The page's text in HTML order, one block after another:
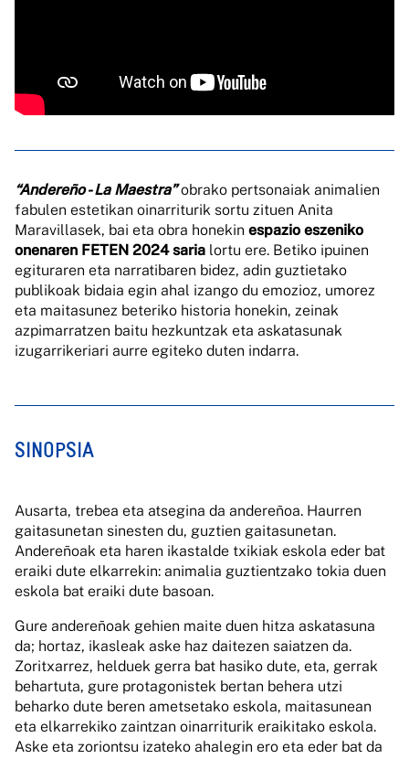
“Andereño - La Maestra”obrako pertsonaiak animalien
fabulen estetikan oinarriturik sortu zituen Anita
Maravillasek, bai eta obra honekin espazio eszeniko
onenaren FETEN 2024 saria lortu ere. Betiko ipuinen
egituraren eta narratibaren bidez, adin guztietako
publikoak bidaia egin ahal izango du emozioz, umorez
eta maitasunez beteriko historia honekin, zeinak
azpimarratzen baitu hezkuntzak eta askatasunak
izugarrikeriari aurre egiteko duten indarra.
SINOPSIA
Ausarta, trebea eta atsegina da andereñoa. Haurren
gaitasunetan sinesten du, guztien gaitasunetan.
Andereñoak eta haren ikastalde txikiak eskola eder bat
eraiki dute elkarrekin: animalia guztientzako tokia duen
eskola bat eraiki dute basoan.
Gure andereñoak gehien maite duen hitza askatasuna
da; hortaz, ikasleak aske haz daitezen saiatzen da.
Zoritxarrez, helduek gerra bat hasiko dute, eta, gerrak
behartuta, gure protagonistek bertan behera utzi
beharko dute beren ametsetako eskola, maitasunean
eta elkarrekiko zaintzan oinarriturik eraikitako eskola.
Aske eta zoriontsu izateko ahalegin ero eta eder bat da